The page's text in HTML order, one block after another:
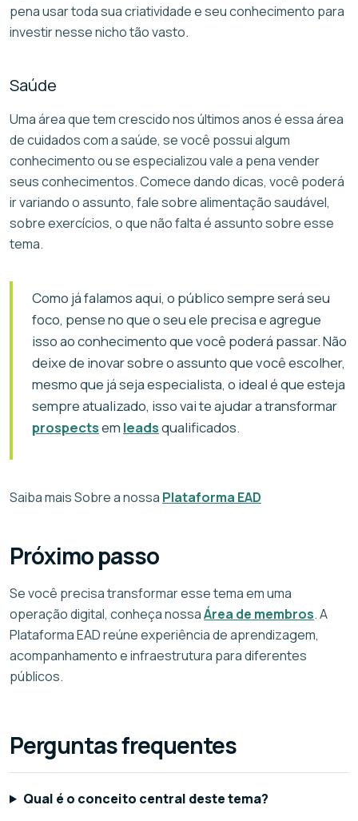
pena usar toda sua criatividade e seu conhecimento para
investir nesse nicho tão vasto.
Saúde
Uma área que tem crescido nos últimos anos é essa área
de cuidados com a saúde, se você possui algum
conhecimento ou se especializou vale a pena vender
seus conhecimentos. Comece dando dicas, você poderá
ir variando o assunto, fale sobre alimentação saudável,
sobre exercícios, o que não falta é assunto sobre esse
tema.
Como já falamos aqui, o público sempre será seu
foco, pense no que o seu ele precisa e agregue
isso ao conhecimento que você poderá passar. Não
deixe de inovar sobre o assunto que você escolher,
mesmo que já seja especialista, o ideal é que esteja
sempre atualizado, isso vai te ajudar a transformar
prospectsem leadsqualificados.
Saiba mais Sobre a nossa Plataforma EAD
Próximo passo
Se você precisa transformar esse tema em uma
operação digital, conheça nossaÁrea de membros. A
Plataforma EAD reúne experiência de aprendizagem,
acompanhamento e infraestrutura para diferentes
públicos.
Perguntas frequentes
Qual é o conceito central deste tema?